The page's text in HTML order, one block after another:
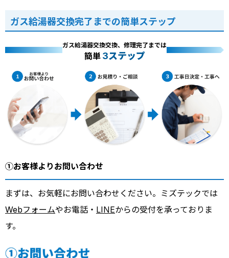
ガス給湯器交換完了までの簡単ステップ
ガス給湯器交換交換、修理完了までは
簡単 3ステップ
①お客様よりお問い合わせ
まずは、お気軽にお問い合わせください。ミズテックでは
Webフォームやお電話・ LINEからの受付を承っておりま
す。